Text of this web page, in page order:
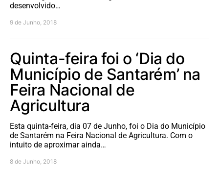
desenvolvido…
9 de Junho, 2018
Quinta-feira foi o ‘Dia do
Município de Santarém’ na
Feira Nacional de
Agricultura
Esta quinta-feira, dia 07 de Junho, foi o Dia do Município
de Santarém na Feira Nacional de Agricultura. Com o
intuito de aproximar ainda…
8 de Junho, 2018